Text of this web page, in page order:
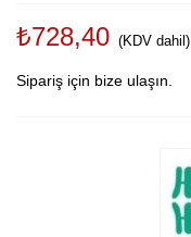
₺728,40 (KDV dahil)
Sipariş için bize ulaşın.